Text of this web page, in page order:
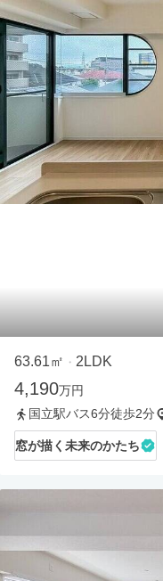
63.61㎡ ・ 2LDK
4,190万円
国立駅バス6分徒歩2分
窓が描く未来のかたち